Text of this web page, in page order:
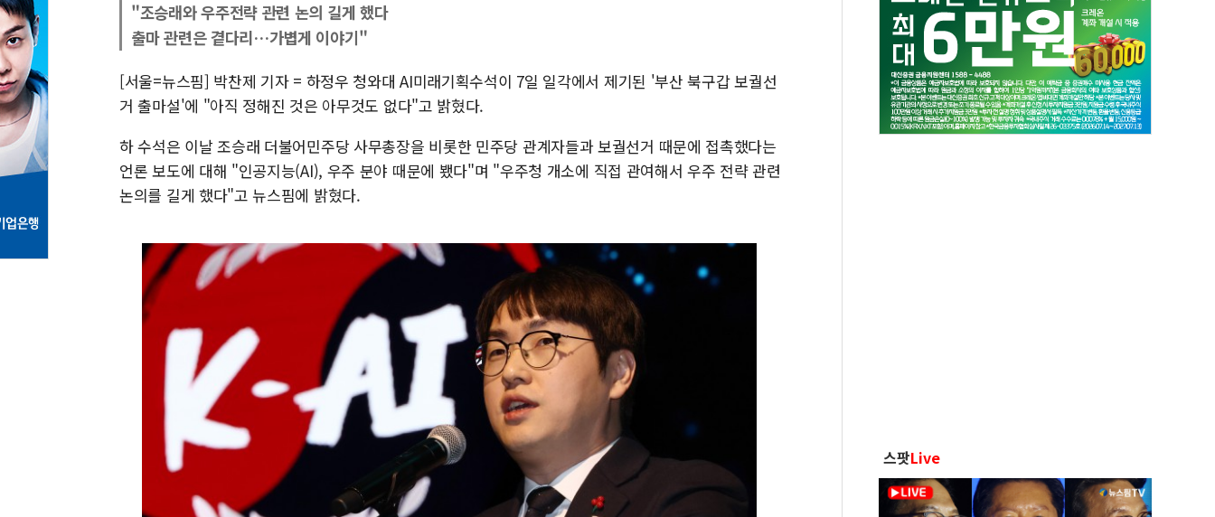
"조승래와 우주전략 관련 논의 길게 했다
출마 관련은 곁다리…가볍게 이야기"
[서울=뉴스핌] 박찬제 기자 = 하정우 청와대 AI미래기획수석이 7일 일각에서 제기된 '부산 북구갑 보궐선
거 출마설'에 "아직 정해진 것은 아무것도 없다"고 밝혔다.
하 수석은 이날 조승래 더불어민주당 사무총장을 비롯한 민주당 관계자들과 보궐선거 때문에 접촉했다는
언론 보도에 대해 "인공지능(AI), 우주 분야 때문에 뵀다"며 "우주청 개소에 직접 관여해서 우주 전략 관련
논의를 길게 했다"고 뉴스핌에 밝혔다.
스팟Live